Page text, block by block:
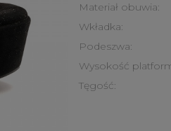
Materiał obuwia:
Wkładka:
Podeszwa:
Wysokość
Tęgość: